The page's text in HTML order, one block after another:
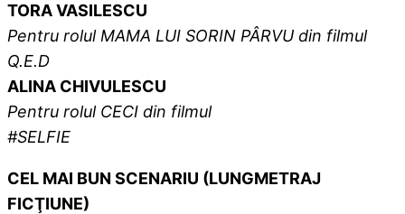
TORA VASILESCU
Pentru rolul MAMA LUI SORIN PÂRVU din filmul
Q.E.D
ALINA CHIVULESCU
Pentru rolul CECI din filmul
#SELFIE
CEL MAI BUN SCENARIU (LUNGMETRAJ
FICŢIUNE)